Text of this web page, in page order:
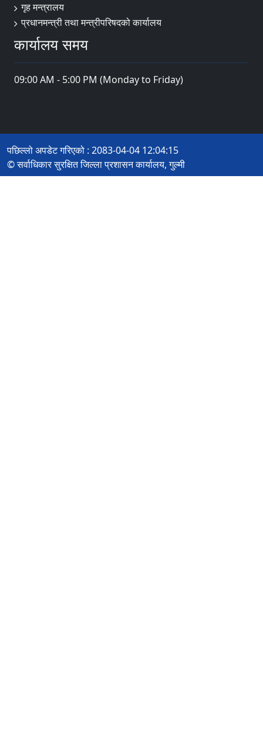
गृह मन्त्रालय
प्रधानमन्त्री तथा मन्त्रीपरिषदको कार्यालय
कार्यालय समय
09:00 AM - 5:00 PM (Monday to Friday)
पछिल्लो अपडेट गरिएको : 2083-04-04 12:04:15
© सर्वाधिकार सुरक्षित जिल्ला प्रशासन कार्यालय, गुल्मी